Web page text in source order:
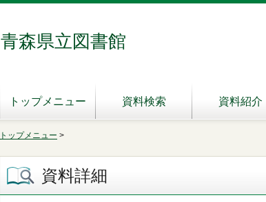
青森県立図書館
トップメニュー 資料検索 資料紹介
トップメニュー >
資料詳細